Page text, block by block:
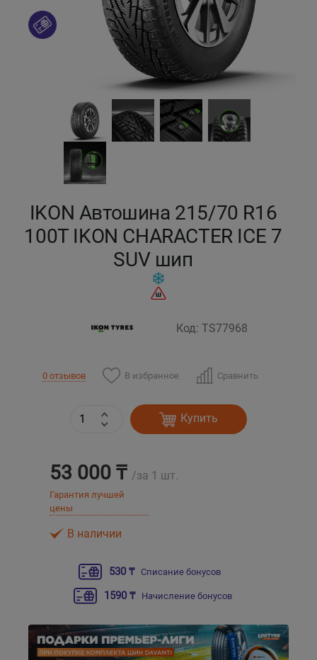
IKON Автошина 215/70 R16
100T IKON CHARACTER ICE 7
SUV шип
Код: TS77968
0 отзывов В избранное Сравнить
Купить
53 000 ₸ /за 1 шт.
Гарантия лучшей
цены
В наличии
530 ₸ Списание бонусов
1590 ₸ Начисление бонусов
Кокшетау
Петропавловск
Семей
Талдыкорган
Усть-Каменогорск
Бишкек